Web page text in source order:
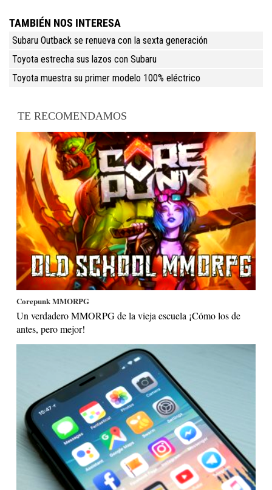
TAMBIÉN NOS INTERESA
Subaru Outback se renueva con la sexta generación
Toyota estrecha sus lazos con Subaru
Toyota muestra su primer modelo 100% eléctrico
TE RECOMENDAMOS
Corepunk MMORPG
Un verdadero MMORPG de la vieja escuela ¡Cómo los de
antes, pero mejor!